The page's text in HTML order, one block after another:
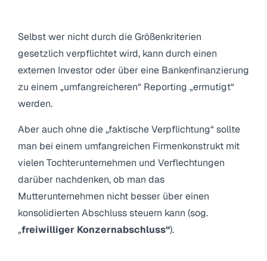
Selbst wer nicht durch die Größenkriterien
gesetzlich verpflichtet wird, kann durch einen
externen Investor oder über eine Bankenfinanzierung
zu einem „umfangreicheren“ Reporting „ermutigt“
werden.
Aber auch ohne die „faktische Verpflichtung“ sollte
man bei einem umfangreichen Firmenkonstrukt mit
vielen Tochterunternehmen und Verflechtungen
darüber nachdenken, ob man das
Mutterunternehmen nicht besser über einen
konsolidierten Abschluss steuern kann (sog.
„freiwilliger Konzernabschluss“).